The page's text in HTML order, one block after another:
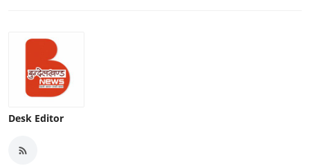
Desk Editor